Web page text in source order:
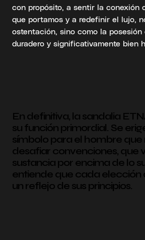
con propósito, a sentir la conexión
que portamos y a redefinir el lujo,
ostentación, sino como la
duradero y significativamente bien
En definitiva, la sandalia
su función primordial. Se
símbolo para el hombre
desafiar convenciones, que
sustancia por encima de lo
entiende que cada elección
un reflejo de sus principios.